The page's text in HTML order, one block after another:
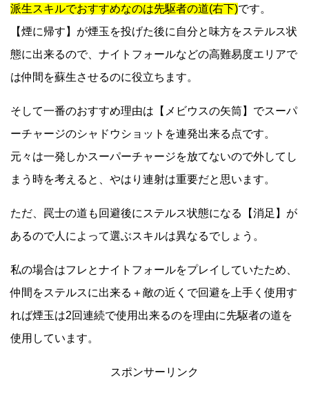
派生スキルでおすすめなのは先駆者の道(右下)です。
【煙に帰す】が煙玉を投げた後に自分と味方をステルス状
態に出来るので、ナイトフォールなどの高難易度エリアで
は仲間を蘇生させるのに役立ちます。
そして一番のおすすめ理由は【メビウスの矢筒】でスーパ
ーチャージのシャドウショットを連発出来る点です。
元々は一発しかスーパーチャージを放てないので外してし
まう時を考えると、やはり連射は重要だと思います。
ただ、罠士の道も回避後にステルス状態になる【消足】が
あるので人によって選ぶスキルは異なるでしょう。
私の場合はフレとナイトフォールをプレイしていたため、
仲間をステルスに出来る＋敵の近くで回避を上手く使用す
れば煙玉は2回連続で使用出来るのを理由に先駆者の道を
使用しています。
スポンサーリンク